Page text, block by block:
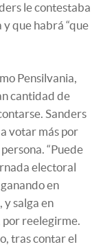
le contestaba
que habrá “que
Pensilvania,
cantidad de
Sanders
votar más por
“Puede
electoral
en
y salga en
por reelegirme.
tras contar el